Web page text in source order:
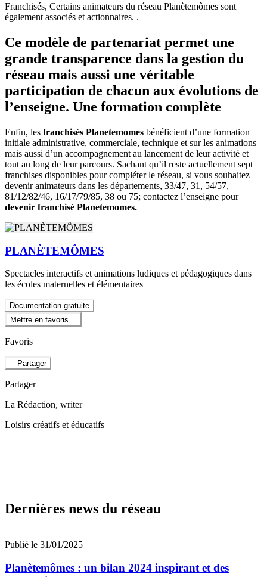
Franchisés, Certains animateurs du réseau Planètemômes sont
également associés et actionnaires. .
Ce modèle de partenariat permet une
grande transparence dans la gestion du
réseau mais aussi une véritable
participation de chacun aux évolutions de
l’enseigne. Une formation complète
Enfin, les franchisés Planetemomes bénéficient d’une formation
initiale administrative, commerciale, technique et sur les animations
mais aussi d’un accompagnement au lancement de leur activité et
tout au long de leur parcours. Sachant qu’il reste actuellement sept
franchises disponibles pour compléter le réseau, si vous souhaitez
devenir animateurs dans les départements, 33/47, 31, 54/57,
81/12/82/46, 16/17/79/85, 38 ou 75; contactez l’enseigne pour
devenir franchisé Planetemomes.
PLANÈTEMÔMES
Spectacles interactifs et animations ludiques et pédagogiques dans
les écoles maternelles et élémentaires
Documentation gratuite
Mettre en favoris
Favoris
Partager
Partager
La Rédaction, writer
Loisirs créatifs et éducatifs
Dernières news du réseau
Publié le 31/01/2025
Planètemômes : un bilan 2024 inspirant et des